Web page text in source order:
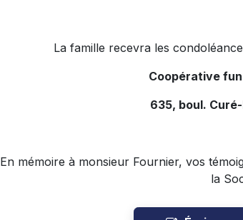
La famille recevra les
Coopérative
635, boul.
En mémoire à monsieur Fournier, vos
la